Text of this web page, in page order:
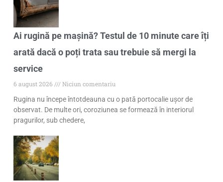
Ai rugină pe mașină? Testul de 10 minute care îți
arată dacă o poți trata sau trebuie să mergi la
service
6 august 2026
Niciun comentariu
Rugina nu începe întotdeauna cu o pată portocalie ușor de
observat. De multe ori, coroziunea se formează în interiorul
pragurilor, sub chedere,